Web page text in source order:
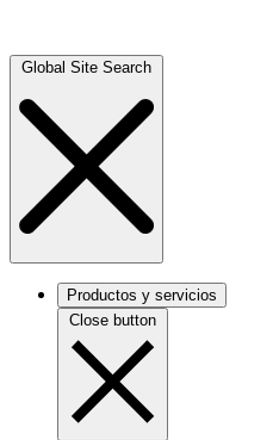
Global Site Search
Productos y servicios
Close button